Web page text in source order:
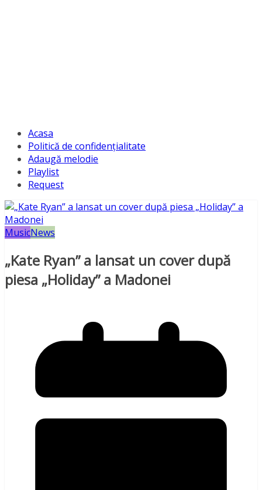
Acasa
Politică de confidențialitate
Adaugă melodie
Playlist
Request
MusicNews
„Kate Ryan” a lansat un cover după
piesa „Holiday” a Madonei